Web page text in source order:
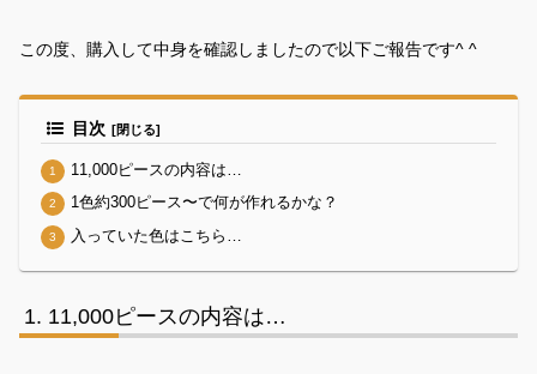
この度、購入して中身を確認しましたので以下ご報告です^ ^
目次
11,000ピースの内容は…
1色約300ピース〜で何が作れるかな？
入っていた色はこちら…
11,000ピースの内容は…